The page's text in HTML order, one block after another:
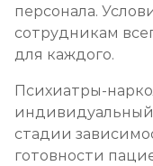
персонала.
сотрудникам
для каждого.
Психиатры-
индивидуальный
стадии
готовности